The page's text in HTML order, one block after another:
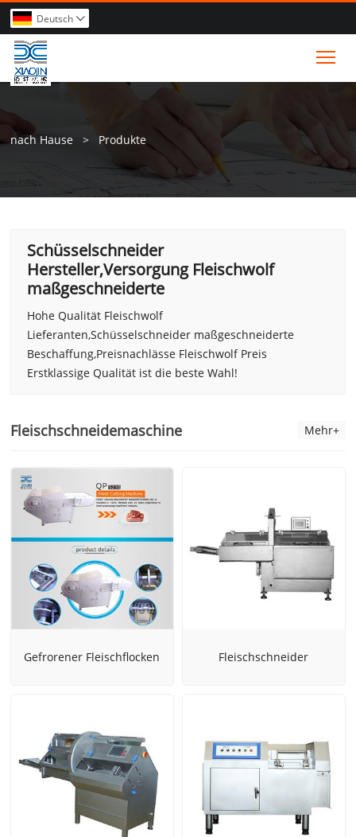
Deutsch 
nach Hause > Produkte
Schüsselschneider
Hersteller,Versorgung Fleischwolf
maßgeschneiderte
Hohe Qualität Fleischwolf
Lieferanten,Schüsselschneider maßgeschneiderte
Beschaffung,Preisnachlässe Fleischwolf Preis
Erstklassige Qualität ist die beste Wahl!
Fleischschneidemaschine Mehr+
Gefrorener Fleischflocken Fleischschneider